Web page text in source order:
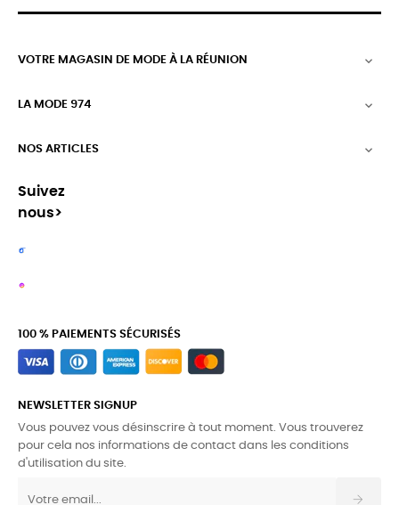
VOTRE MAGASIN DE MODE À LA RÉUNION 
LA MODE 974 
NOS ARTICLES 
Suivez
nous>
100 % PAIEMENTS SÉCURISÉS
NEWSLETTER SIGNUP
Vous pouvez vous désinscrire à tout moment. Vous trouverez
pour cela nos informations de contact dans les conditions
d'utilisation du site.